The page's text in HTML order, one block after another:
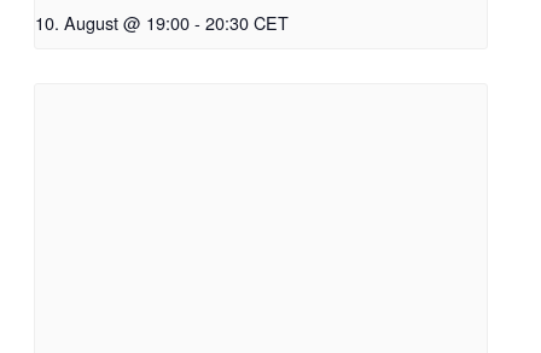
10. August @ 19:00- 20:30CET